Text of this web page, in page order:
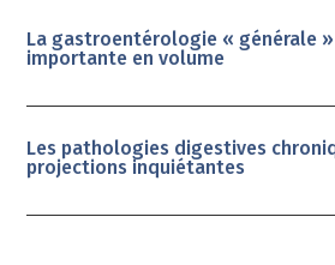
La gastroentérologie « générale
importante en volume
Les pathologies digestives
projections inquiétantes